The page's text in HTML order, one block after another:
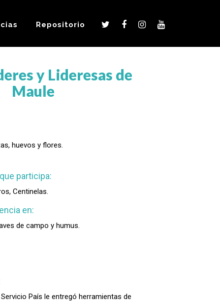
Repositorio
y Lideresas de
Maule
huevos y flores.
participa:
Centinelas.
en:
de campo y humus.
País le entregó herramientas de